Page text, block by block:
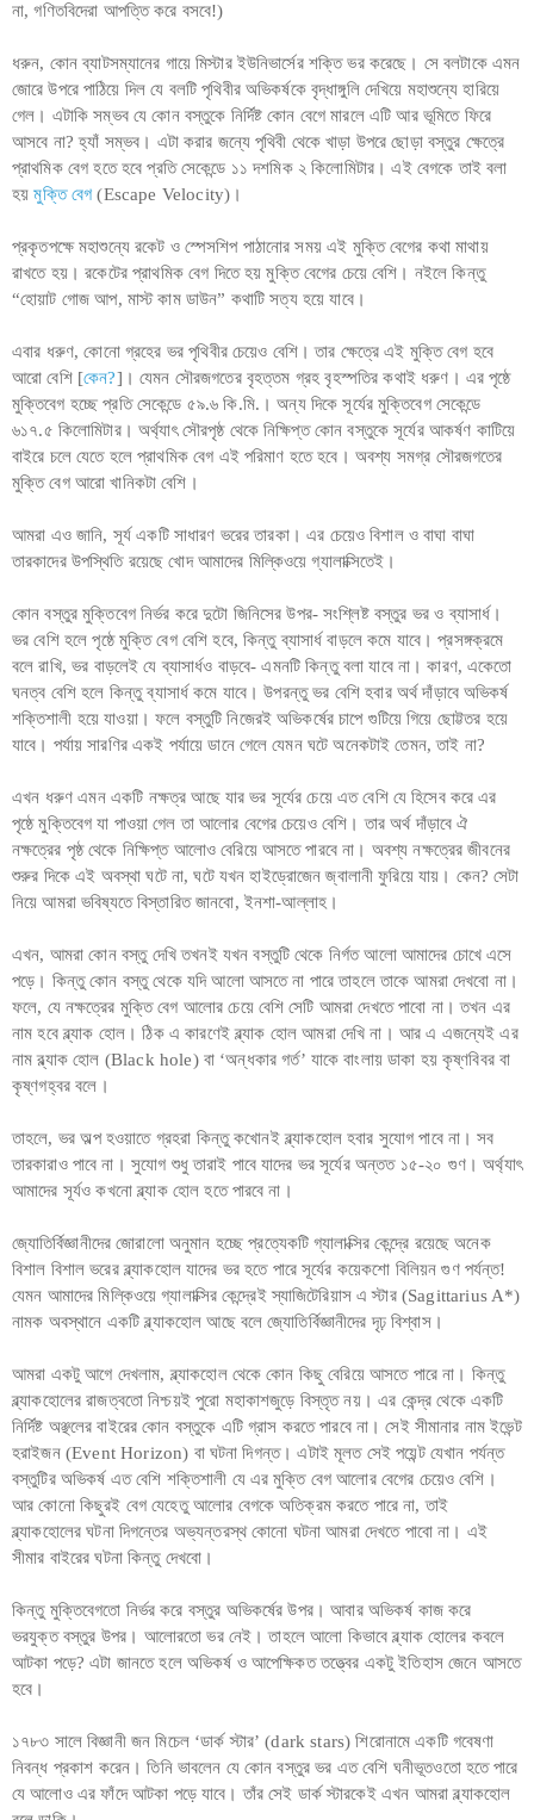
না, গণিতবিদেরা আপত্তি করে বসবে!)
ধরুন, কোন ব্যাটসম্যানের গায়ে মিস্টার ইউনিভার্সের শক্তি ভর করেছে। সে বলটাকে এমন
জোরে উপরে পাঠিয়ে দিল যে বলটি পৃথিবীর অভিকর্ষকে বৃদ্ধাঙ্গুলি দেখিয়ে মহাশুন্যে হারিয়ে
গেল। এটাকি সম্ভব যে কোন বস্তুকে নির্দিষ্ট কোন বেগে মারলে এটি আর ভূমিতে ফিরে
আসবে না? হ্যাঁ সম্ভব। এটা করার জন্যে পৃথিবী থেকে খাড়া উপরে ছোড়া বস্তুর ক্ষেত্রে
প্রাথমিক বেগ হতে হবে প্রতি সেকেন্ডে ১১ দশমিক ২ কিলোমিটার। এই বেগকে তাই বলা
হয়মুক্তি বেগ (Escape Velocity)।
প্রকৃতপক্ষে মহাশুন্যে রকেট ও স্পেসশিপ পাঠানোর সময় এই মুক্তি বেগের কথা মাথায়
রাখতে হয়। রকেটের প্রাথমিক বেগ দিতে হয় মুক্তি বেগের চেয়ে বেশি। নইলে কিন্তু
“হোয়াট গোজ আপ, মাস্ট কাম ডাউন” কথাটি সত্য হয়ে যাবে।
এবার ধরুণ, কোনো গ্রহের ভর পৃথিবীর চেয়েও বেশি। তার ক্ষেত্রে এই মুক্তি বেগ হবে
আরো বেশি [কেন?]। যেমন সৌরজগতের বৃহত্তম গ্রহ বৃহস্পতির কথাই ধরুণ। এর পৃষ্ঠে
মুক্তিবেগ হচ্ছে প্রতি সেকেন্ডে ৫৯.৬ কি.মি.। অন্য দিকে সূর্যের মুক্তিবেগ সেকেন্ডে
৬১৭.৫ কিলোমিটার। অর্থ্যাৎ সৌরপৃষ্ঠ থেকে নিক্ষিপ্ত কোন বস্তুকে সূর্যের আকর্ষণ কাটিয়ে
বাইরে চলে যেতে হলে প্রাথমিক বেগ এই পরিমাণ হতে হবে। অবশ্য সমগ্র সৌরজগতের
মুক্তি বেগ আরো খানিকটা বেশি।
আমরা এও জানি, সূর্য একটি সাধারণ ভরের তারকা। এর চেয়েও বিশাল ও বাঘা বাঘা
তারকাদের উপস্থিতি রয়েছে খোদ আমাদের মিল্কিওয়ে গ্যালাক্সিতেই।
কোন বস্তুর মুক্তিবেগ নির্ভর করে দুটো জিনিসের উপর- সংশ্লিষ্ট বস্তুর ভর ও ব্যাসার্ধ।
ভর বেশি হলে পৃষ্ঠে মুক্তি বেগ বেশি হবে, কিন্তু ব্যাসার্ধ বাড়লে কমে যাবে। প্রসঙ্গক্রমে
বলে রাখি, ভর বাড়লেই যে ব্যাসার্ধও বাড়বে- এমনটি কিন্তু বলা যাবে না। কারণ, একেতো
ঘনত্ব বেশি হলে কিন্তু ব্যাসার্ধ কমে যাবে। উপরন্তু ভর বেশি হবার অর্থ দাঁড়াবে অভিকর্ষ
শক্তিশালী হয়ে যাওয়া। ফলে বস্তুটি নিজেরই অভিকর্ষের চাপে গুটিয়ে গিয়ে ছোট্টতর হয়ে
যাবে। পর্যায় সারণির একই পর্যায়ে ডানে গেলে যেমন ঘটে অনেকটাই তেমন, তাই না?
এখন ধরুণ এমন একটি নক্ষত্র আছে যার ভর সূর্যের চেয়ে এত বেশি যে হিসেব করে এর
পৃষ্ঠে মুক্তিবেগ যা পাওয়া গেল তা আলোর বেগের চেয়েও বেশি। তার অর্থ দাঁড়াবে ঐ
নক্ষত্রের পৃষ্ঠ থেকে নিক্ষিপ্ত আলোও বেরিয়ে আসতে পারবে না। অবশ্য নক্ষত্রের জীবনের
শুরুর দিকে এই অবস্থা ঘটে না, ঘটে যখন হাইড্রোজেন জ্বালানী ফুরিয়ে যায়। কেন? সেটা
নিয়ে আমরা ভবিষ্যতে বিস্তারিত জানবো, ইনশা-আল্লাহ।
এখন, আমরা কোন বস্তু দেখি তখনই যখন বস্তুটি থেকে নির্গত আলো আমাদের চোখে এসে
পড়ে। কিন্তু কোন বস্তু থেকে যদি আলো আসতে না পারে তাহলে তাকে আমরা দেখবো না।
ফলে, যে নক্ষত্রের মুক্তি বেগ আলোর চেয়ে বেশি সেটি আমরা দেখতে পাবো না। তখন এর
নাম হবে ব্ল্যাক হোল। ঠিক এ কারণেই ব্ল্যাক হোল আমরা দেখি না। আর এ এজন্যেই এর
নাম ব্ল্যাক হোল (Black hole) বা ‘অন্ধকার গর্ত’ যাকে বাংলায় ডাকা হয় কৃষ্ণবিবর বা
কৃষ্ণগহ্বর বলে।
তাহলে, ভর অল্প হওয়াতে গ্রহরা কিন্তু কখোনই ব্ল্যাকহোল হবার সুযোগ পাবে না। সব
তারকারাও পাবে না। সুযোগ শুধু তারাই পাবে যাদের ভর সূর্যের অন্তত ১৫-২০ গুণ। অর্থ্যাৎ
আমাদের সূর্যও কখনো ব্ল্যাক হোল হতে পারবে না।
জ্যোতির্বিজ্ঞানীদের জোরালো অনুমান হচ্ছে প্রত্যেকটি গ্যালাক্সির কেন্দ্রে রয়েছে অনেক
বিশাল বিশাল ভরের ব্ল্যাকহোল যাদের ভর হতে পারে সূর্যের কয়েকশো বিলিয়ন গুণ পর্যন্ত!
যেমন আমাদের মিল্কিওয়ে গ্যালাক্সির কেন্দ্রেই স্যাজিটেরিয়াস এ স্টার (Sagittarius A*)
নামক অবস্থানে একটি ব্ল্যাকহোল আছে বলে জ্যোতির্বিজ্ঞানীদের দৃঢ় বিশ্বাস।
আমরা একটু আগে দেখলাম, ব্ল্যাকহোল থেকে কোন কিছু বেরিয়ে আসতে পারে না। কিন্তু
ব্ল্যাকহোলের রাজত্বতো নিশ্চয়ই পুরো মহাকাশজুড়ে বিস্তৃত নয়। এর কেন্দ্র থেকে একটি
নির্দিষ্ট অঞ্ছলের বাইরের কোন বস্তুকে এটি গ্রাস করতে পারবে না। সেই সীমানার নাম ইভেন্ট
হরাইজন (Event Horizon) বা ঘটনা দিগন্ত। এটাই মূলত সেই পয়েন্ট যেখান পর্যন্ত
বস্তুটির অভিকর্ষ এত বেশি শক্তিশালী যে এর মুক্তি বেগ আলোর বেগের চেয়েও বেশি।
আর কোনো কিছুরই বেগ যেহেতু আলোর বেগকে অতিক্রম করতে পারে না, তাই
ব্ল্যাকহোলের ঘটনা দিগন্তের অভ্যন্তরস্থ কোনো ঘটনা আমরা দেখতে পাবো না। এই
সীমার বাইরের ঘটনা কিন্তু দেখবো।
কিন্তু মুক্তিবেগতো নির্ভর করে বস্তুর অভিকর্ষের উপর। আবার অভিকর্ষ কাজ করে
ভরযুক্ত বস্তুর উপর। আলোরতো ভর নেই। তাহলে আলো কিভাবে ব্ল্যাক হোলের কবলে
আটকা পড়ে? এটা জানতে হলে অভিকর্ষ ও আপেক্ষিকত তত্ত্বের একটু ইতিহাস জেনে আসতে
হবে।
১৭৮৩ সালে বিজ্ঞানী জন মিচেল ‘ডার্ক স্টার’ (dark stars) শিরোনামে একটি গবেষণা
নিবন্ধ প্রকাশ করেন। তিনি ভাবলেন যে কোন বস্তুর ভর এত বেশি ঘনীভূতওতো হতে পারে
যে আলোও এর ফাঁদে আটকা পড়ে যাবে। তাঁর সেই ডার্ক স্টারকেই এখন আমরা ব্ল্যাকহোল